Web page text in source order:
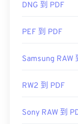
adobe/about-
DNG 到 PDF
PEF 到 PDF
Samsung RAW
RW2 到 PDF
Sony RAW 到